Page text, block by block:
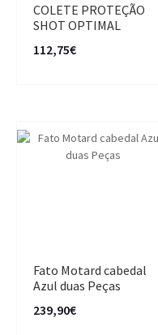
COLETE PROTEÇÃO
SHOT OPTIMAL
112,75€
Fato Motard cabedal
Azul duas Peças
239,90€